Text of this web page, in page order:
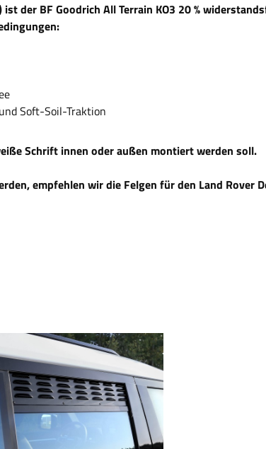
der BF Goodrich All Terrain KO3 20 %
Soft-Soil-Traktion
Schrift innen oder außen montiert werden soll.
empfehlen wir die Felgen für den Land Rover